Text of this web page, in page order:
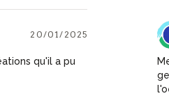
20/01/2025
qu'il a pu